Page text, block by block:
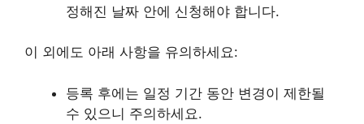
정해진 날짜 안에 신청해야 합니다.
이 외에도 아래 사항을 유의하세요:
등록 후에는 일정 기간 동안 변경이 제한될
수 있으니 주의하세요.